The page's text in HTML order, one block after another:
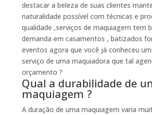
destacar a beleza de suas clientes
naturalidade possível com técnicas e
qualidade ,serviços de maquiagem tem
demanda em casamentos , batizados
eventos agora que você já conheceu
serviço de uma maquiadora que tal
orçamento ?
Qual a durabilidade de
maquiagem ?
A duração de uma maquiagem varia